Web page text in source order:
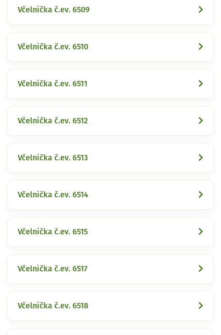
Včelnička č.ev. 6509
Včelnička č.ev. 6510
Včelnička č.ev. 6511
Včelnička č.ev. 6512
Včelnička č.ev. 6513
Včelnička č.ev. 6514
Včelnička č.ev. 6515
Včelnička č.ev. 6517
Včelnička č.ev. 6518